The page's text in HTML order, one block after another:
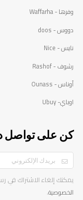
وفرها - Waffarha
دووس - doos
نايس - Nice
رشوف - Rashof
أوناس - Ounass
اوباي- Ubuy
كن على تواصل
يمكنك إلغاء الاشتراك في
الخصوصية.